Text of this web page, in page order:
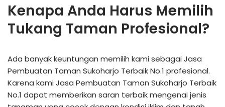
Kenapa Anda Harus Memilih
Tukang Taman Profesional?
Ada banyak keuntungan memilih kami sebagai Jasa
Pembuatan Taman Sukoharjo Terbaik No.1 profesional.
Karena kami Jasa Pembuatan Taman Sukoharjo Terbaik
No.1 dapat memberikan saran terbaik mengenai jenis